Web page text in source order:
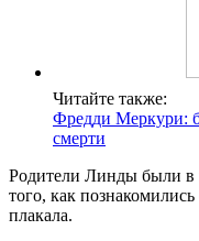
Читайте также:
Фредди Меркури:
смерти
Родители Линды были в
того, как
плакала.